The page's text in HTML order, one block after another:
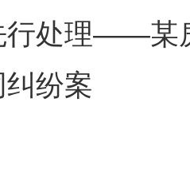
行处理——某
纷案